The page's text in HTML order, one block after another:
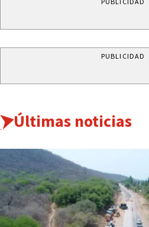
PUBLICIDAD
Últimas noticias